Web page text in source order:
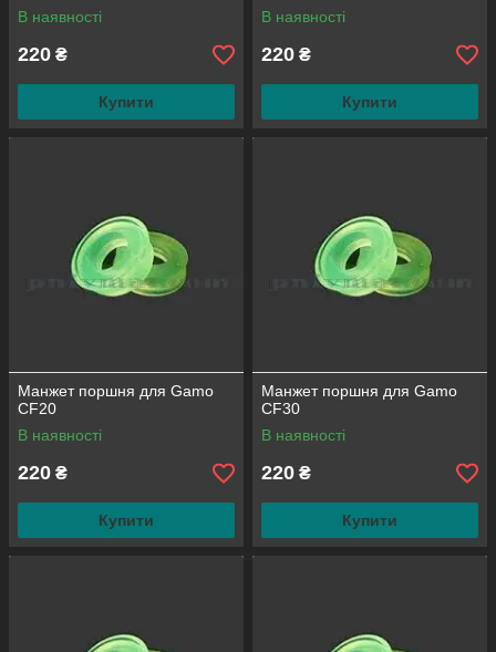
В наявності
220 ₴
Купити
В наявності
220 ₴
Купити
Манжет поршня для Gamo
CF20
В наявності
220 ₴
Купити
Манжет поршня для Gamo
CF30
В наявності
220 ₴
Купити